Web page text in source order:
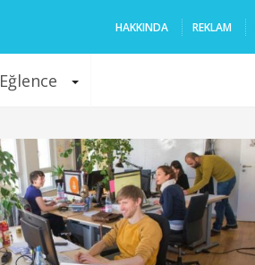
HAKKINDA REKLAM
Eğlence